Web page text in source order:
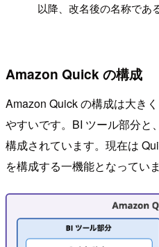
以降、改名後の名称であ
Amazon Quick の構成
Amazon Quick の構成は大き
やすいです。BI ツール部分と
構成されています。現在は
を構成する一機能となっていま